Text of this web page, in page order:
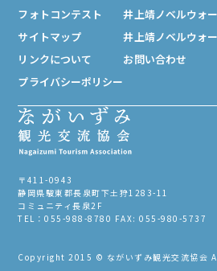
〒411-0943
静岡県駿東郡長泉町下土狩1283-11
コミュニティ長泉2F
TEL：055-988-8780 FAX: 055-980-5737
Copyright 2015 © ながいずみ観光交流協会
フォトコンテスト
サイトマップ
リンクについて
プライバシーポリシー
井上靖ノベルウォ
井上靖ノベルウォ
お問い合わせ